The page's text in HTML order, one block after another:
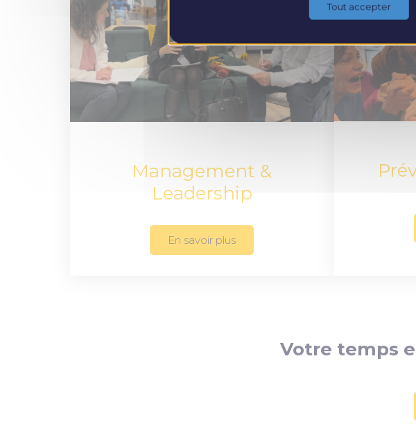
Management &
Leadership
En savoir plus
Votre temps
Tout accepter